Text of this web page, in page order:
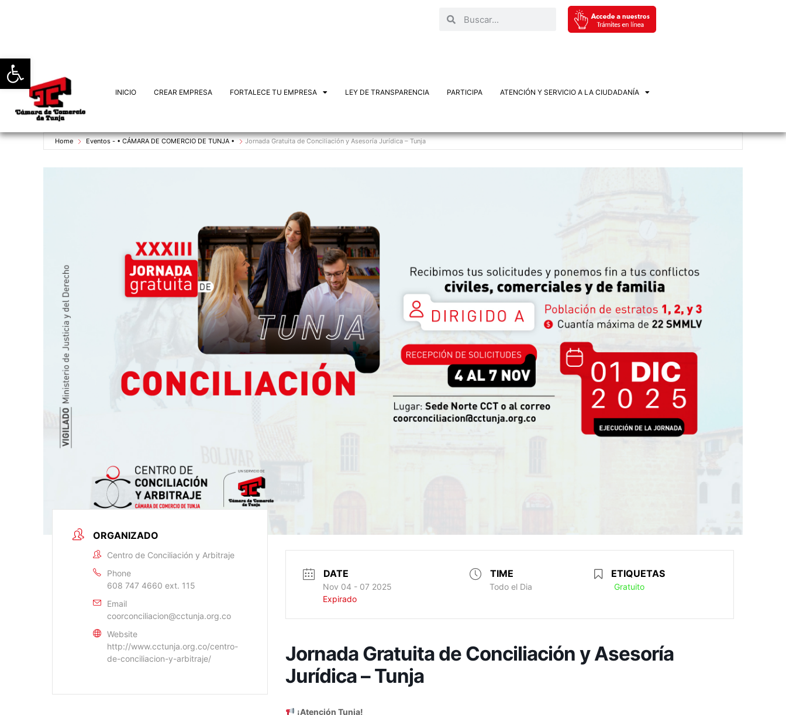
Abrir barra de herramientas
INICIO CREAR EMPRESA FORTALECE TU EMPRESA LEY DE TRANSPARENCIA PARTICIPA ATENCIÓN Y SERVICIO A LA CIUDADANÍA
Home Eventos - • CÁMARA DE COMERCIO DE TUNJA • Jornada Gratuita de Conciliación y Asesoría Jurídica – Tunja
ORGANIZADO
Centro de Conciliación y Arbitraje
Phone
608 747 4660 ext. 115
Email
coorconciliacion@cctunja.org.co
Website
http://www.cctunja.org.co/centro-
de-conciliacion-y-arbitraje/
DATE
Nov 04 - 07 2025
Expirado
TIME
Todo el Dia
ETIQUETAS
Gratuito
Jornada Gratuita de Conciliación y Asesoría
Jurídica – Tunja
¡Atención Tunja!